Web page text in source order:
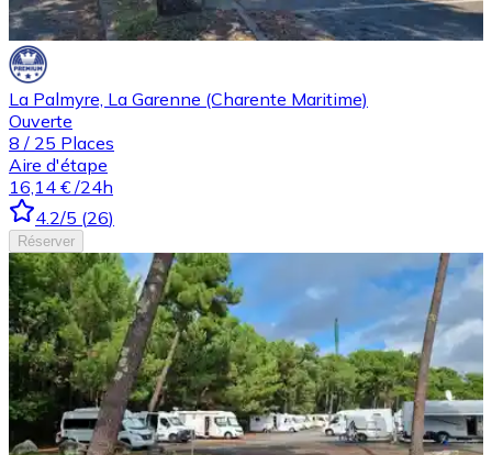
La Palmyre, La Garenne (Charente Maritime)
Ouverte
8 / 25 Places
Aire d'étape
16,14 € /24h
4.2/5 (26)
Réserver